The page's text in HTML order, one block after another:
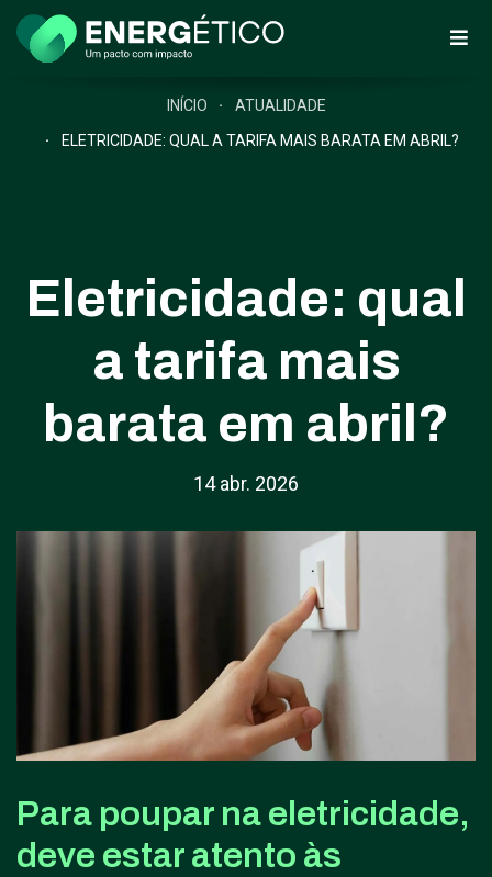
INÍCIO
ATUALIDADE
ELETRICIDADE: QUAL A TARIFA MAIS BARATA EM ABRIL?
Eletricidade: qual
a tarifa mais
barata em abril?
14 abr. 2026
Para poupar na eletricidade,
deve estar atento às